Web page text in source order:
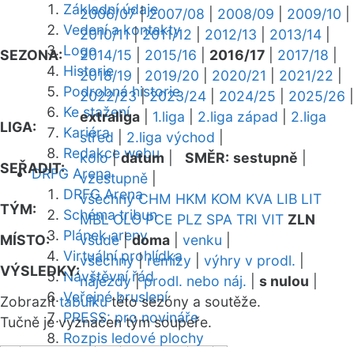
Základní údaje
Vedení a kontakty
Logo
Historie
Podrobná historie
Ke stažení
Kariéra
Redakce webu
DRFG Arena
DRFG Arena
Schéma tribun
Plánek areny
Virtuální prohlídka
Návštěvní řád
Veřejné bruslení
PRESS: pro novináře
Rozpis ledové plochy
SEZONA:
2006/07|2007/08 2008/09 2009/10
2010/11|2011/12 2012/13 2013/14
2014/15
2015/16 2016/17 2017/18
2018/19
2019/20 2020/21 2021/22
2022/23|2023/24 2024/25 2025/26
LIGA:
extraliga 1.liga 2.liga západ
2.liga
střed
2.liga východ
SEŘADIT:
kolo|datum SMĚR: sestupně
vzestupně
TÝM:
všechny CHM HKM KOM KVA LIB LIT
MBL OLO PCE PLZ SPA TRI VIT ZLN
MÍSTO:
všude|doma venku
VÝSLEDKY:
všechny|remízy výhry v prodl.
nájezdy|prodl. nebo náj. s nulou
Zobrazittabulkutéto sezóny a soutěže.
Tučně je vyznačen tým soupeře.